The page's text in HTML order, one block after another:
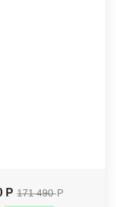
Р 171 490 Р